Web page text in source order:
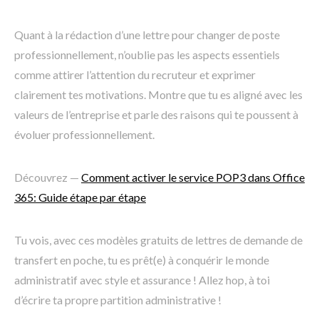
Quant à la rédaction d’une lettre pour changer de poste
professionnellement, n’oublie pas les aspects essentiels
comme attirer l’attention du recruteur et exprimer
clairement tes motivations. Montre que tu es aligné avec les
valeurs de l’entreprise et parle des raisons qui te poussent à
évoluer professionnellement.
Découvrez — Comment activer le service POP3 dans Office
365: Guide étape par étape
Tu vois, avec ces modèles gratuits de lettres de demande de
transfert en poche, tu es prêt(e) à conquérir le monde
administratif avec style et assurance ! Allez hop, à toi
d’écrire ta propre partition administrative !